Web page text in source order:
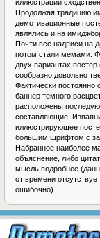
иллюстраций
Продолжая традицию
демотивационные
являлись и на
Почти все надписи на
потом стали мемами.
двух вариантах
сообразно довольно
Фактически постоянно
баннер темного
расположены
составляющие:
иллюстрирующее
большим шрифтом с
Набранное наиболее
объяснение, либо
мысль подробнее
от времени
ошибочно).